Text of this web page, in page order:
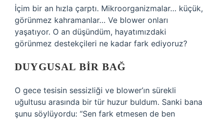
İçim bir an hızla çarptı. Mikroorganizmalar… küçük,
görünmez kahramanlar… Ve blower onları
yaşatıyor. O an düşündüm, hayatımızdaki
görünmez destekçileri ne kadar fark ediyoruz?
DUYGUSAL BIR BAĞ
O gece tesisin sessizliği ve blower’ın sürekli
uğultusu arasında bir tür huzur buldum. Sanki bana
şunu söylüyordu: “Sen fark etmesen de ben